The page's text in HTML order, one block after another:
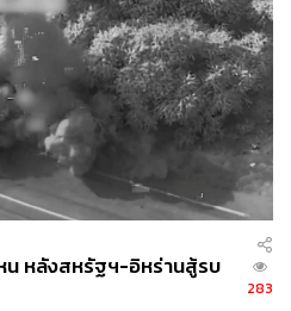
น หลังสหรัฐฯ-อิหร่านสู้รบ
283